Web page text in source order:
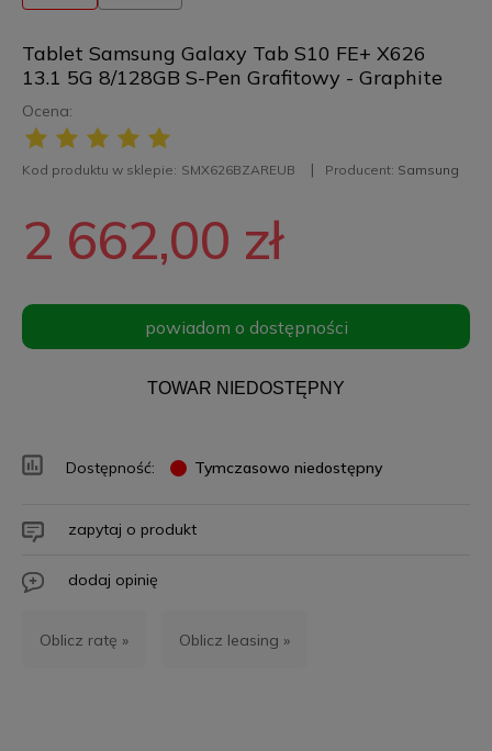
Tablet Samsung Galaxy Tab S10 FE+ X626
13.1 5G 8/128GB S-Pen Grafitowy - Graphite
Ocena:
Kod produktu w sklepie: SMX626BZAREUB Producent: Samsung
2 662,00 zł
powiadom o dostępności
TOWAR NIEDOSTĘPNY
Dostępność: Tymczasowo niedostępny
zapytaj o produkt
dodaj opinię
Oblicz ratę » Oblicz leasing »